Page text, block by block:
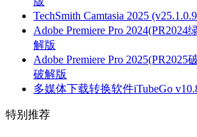
TechSmith Camtasia 2025
Adobe Premiere Pro 2024(PR2024
解版
Adobe Premiere Pro 2025(PR2025
破解版
多媒体下载转换软件iTubeGo
特别推荐